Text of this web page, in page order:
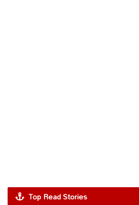
Top Read Stories